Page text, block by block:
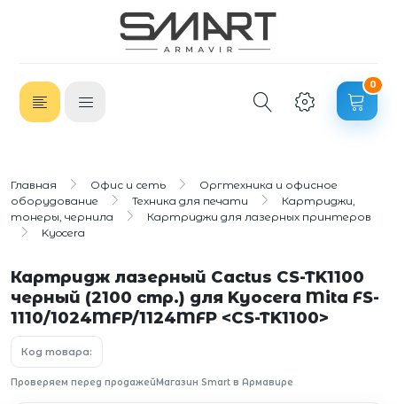
0
Главная Офис и сеть
Оргтехника и офисное
оборудование
Техника для печати
Картриджи,
тонеры, чернила
Картриджи для лазерных принтеров
Kyocera
Картридж лазерный Cactus CS-TK1100
черный (2100 стр.) для Kyocera Mita FS-
1110/1024MFP/1124MFP <CS-TK1100>
Код товара:
Проверяем перед продажейМагазин Smart в Армавире